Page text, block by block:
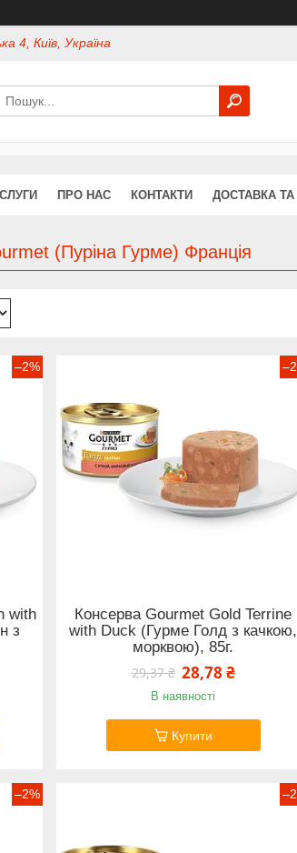
4, Київ, Україна
ПРО НАС КОНТАКТИ ДОСТАВКА
(Пуріна Гурме) Франція
–2%
with
з
Консерва Gourmet Gold Terrine
with Duck (Гурме Голд з качкою,
морквою), 85г.
29,37 ₴ 28,78 ₴
В наявності
Купити
–2%